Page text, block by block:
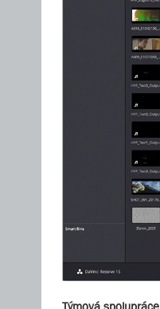
Týmová spolupráce